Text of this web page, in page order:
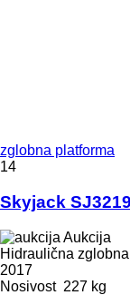
zglobna platforma
14
Skyjack SJ3219
Aukcija
Hidraulična
2017
Nosivost 227 kg